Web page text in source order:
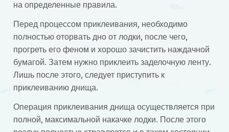
на определенные правила.
Перед процессом приклеивания, необходимо
полностью оторвать дно от лодки, после чего,
прогреть его феном и хорошо зачистить наждачной
бумагой. Затем нужно приклеить заделочную ленту.
Лишь после этого, следует приступить к
приклеиванию днища.
Операция приклеивания днища осуществляется при
полной, максимальной накачке лодки. После этого